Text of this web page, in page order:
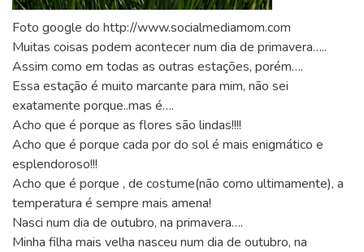
Foto google do http://www.socialmediamom.com
Muitas coisas podem acontecer num dia de primavera…..
Assim como em todas as outras estações, porém….
Essa estação é muito marcante para mim, não sei
exatamente porque..mas é….
Acho que é porque as flores são lindas!!!!
Acho que é porque cada por do sol é mais enigmático e
esplendoroso!!!
Acho que é porque , de costume(não como ultimamente), a
temperatura é sempre mais amena!
Nasci num dia de outubro, na primavera….
Minha filha mais velha nasceu num dia de outubro, na